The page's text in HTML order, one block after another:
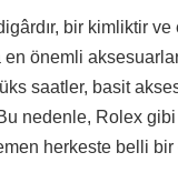
bir kimliktir ve
önemli
saatler, basit
nedenle, Rolex
herkeste belli bir